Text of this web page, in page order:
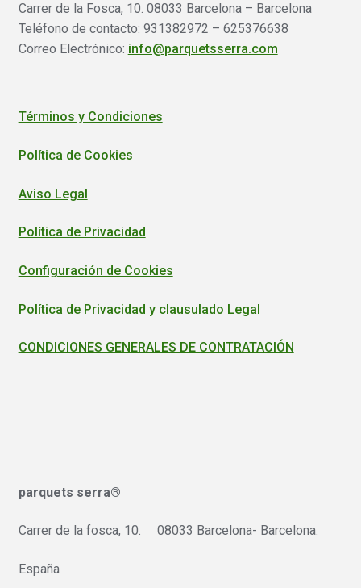
Carrer de la Fosca, 10. 08033 Barcelona – Barcelona
Teléfono de contacto: 931382972 – 625376638
Correo Electrónico: info@parquetsserra.com
Términos y Condiciones
Política de Cookies
Aviso Legal
Política de Privacidad
Configuración de Cookies
Política de Privacidad y clausulado Legal
CONDICIONES GENERALES DE CONTRATACIÓN
parquets serra®
Carrer de la fosca, 10. 08033 Barcelona- Barcelona.
España